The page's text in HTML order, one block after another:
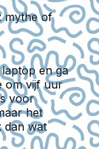
mythe of
en ga
om vijf uur
voor
het
dan wat